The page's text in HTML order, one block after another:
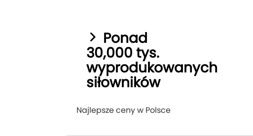
Ponad
30,000 tys.
wyprodukowanych
siłowników
Najlepsze ceny w Polsce